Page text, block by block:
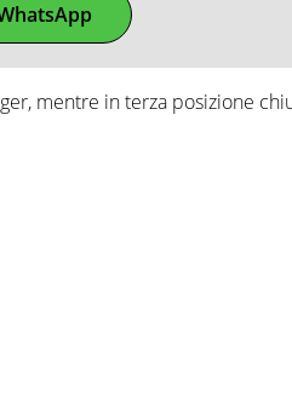
mentre in terza posizione